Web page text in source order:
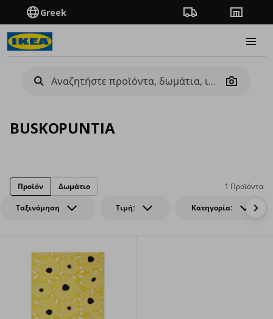
Greek Πορεία παραγγελίας
Camera
BUSKOPUNTIA
Ταξινόμηση Τιμή: Κατηγορία:
1 Προϊόντα
Προϊόν Δωμάτιο